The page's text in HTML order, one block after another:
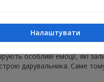
Популярні
з'являються нові
особливі емоції, які
дарувальника. Саме
Налаштувати